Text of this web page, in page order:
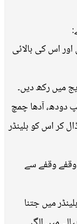
اس کی بالائی
میں رکھ دیں۔
دودھ، آدھا چمچ
کر اس کو بلینڈر
یا وقفے وقفے سے
میں جتنا